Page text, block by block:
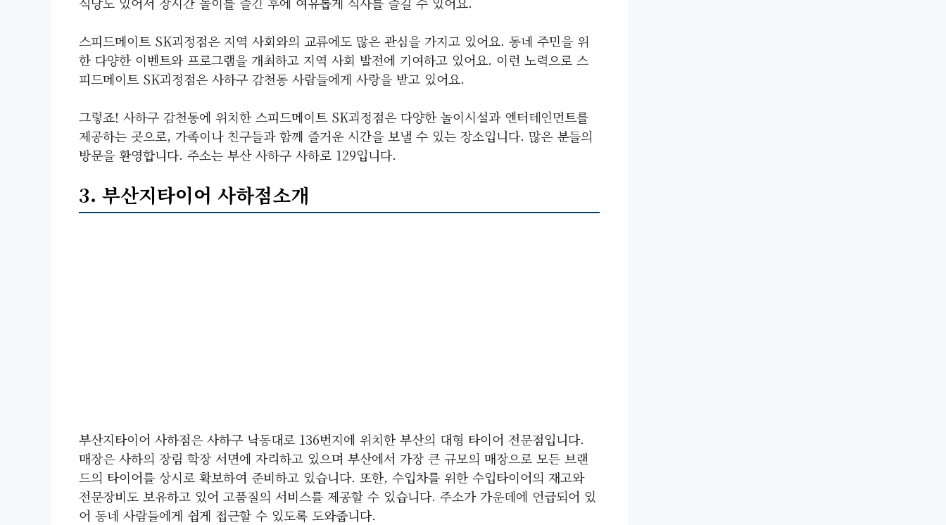
스피드메이트 SK괴정점은 지역 사회와의 교류에도 많은 관심을 가지고 있어요. 동네 주민을 위
한 다양한 이벤트와 프로그램을 개최하고 지역 사회 발전에 기여하고 있어요. 이런 노력으로 스
피드메이트 SK괴정점은 사하구 감천동 사람들에게 사랑을 받고 있어요.
그렇죠! 사하구 감천동에 위치한 스피드메이트 SK괴정점은 다양한 놀이시설과 엔터테인먼트를
제공하는 곳으로, 가족이나 친구들과 함께 즐거운 시간을 보낼 수 있는 장소입니다. 많은 분들의
방문을 환영합니다. 주소는 부산 사하구 사하로 129입니다.
3. 부산지타이어 사하점소개
부산지타이어 사하점은 사하구 낙동대로 136번지에 위치한 부산의 대형 타이어 전문점입니다.
매장은 사하의 장림 학장 서면에 자리하고 있으며 부산에서 가장 큰 규모의 매장으로 모든 브랜
드의 타이어를 상시로 확보하여 준비하고 있습니다. 또한, 수입차를 위한 수입타이어의 재고와
전문장비도 보유하고 있어 고품질의 서비스를 제공할 수 있습니다. 주소가 가운데에 언급되어 있
어 동네 사람들에게 쉽게 접근할 수 있도록 도와줍니다.